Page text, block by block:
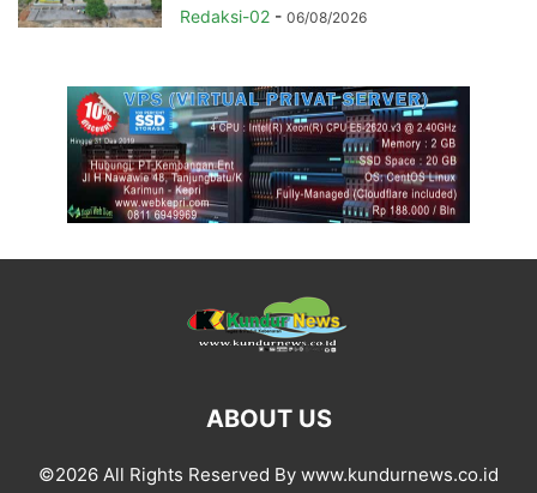
Redaksi-02 - 06/08/2026
ABOUT US
©2026 All Rights Reserved By www.kundurnews.co.id